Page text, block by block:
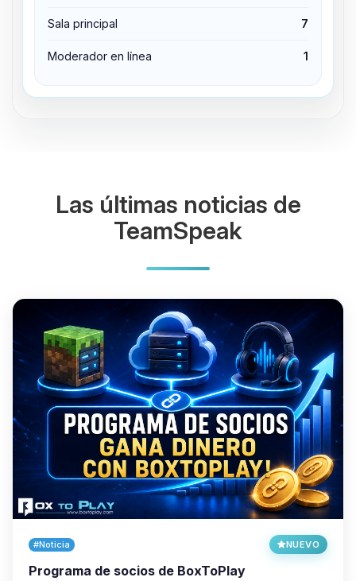
Sala principal 7
Moderador en línea 1
Las últimas noticias de
TeamSpeak
#Noticia NUEVO
Programa de socios de BoxToPlay